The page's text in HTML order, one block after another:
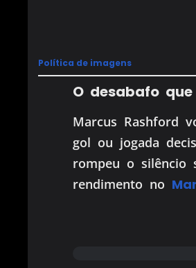
Política de imagens
O desabafo
Marcus Rashford
gol ou jogada
rompeu o silêncio
rendimento no